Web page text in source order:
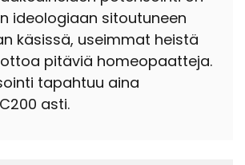
ideologiaan sitoutuneen
käsissä, useimmat heistä
pitäviä homeopaatteja.
tapahtuu aina
asti.